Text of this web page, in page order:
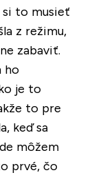
si to musieť
z režimu,
zabaviť.
ho
je to
to pre
keď sa
môžem
prvé, čo